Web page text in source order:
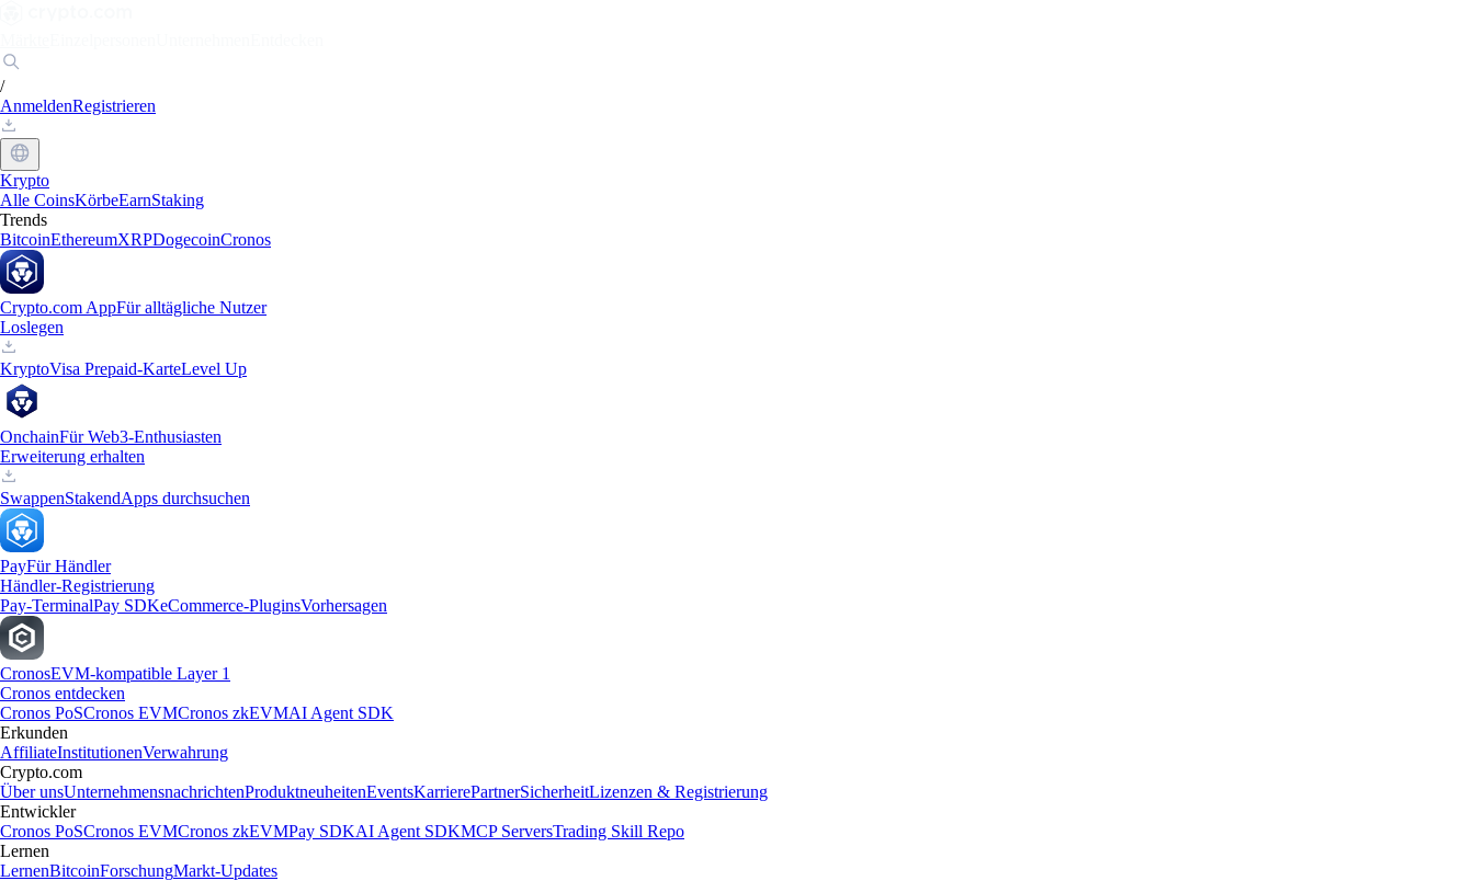
/
AnmeldenRegistrieren
Krypto
Alle CoinsKörbeEarnStaking
Trends
BitcoinEthereumXRPDogecoinCronos
Crypto.com AppFür alltägliche Nutzer
Loslegen
KryptoVisa Prepaid-KarteLevel Up
OnchainFür Web3-Enthusiasten
Erweiterung erhalten
SwappenStakendApps durchsuchen
PayFür Händler
Händler-Registrierung
Pay-TerminalPay SDKeCommerce-PluginsVorhersagen
CronosEVM-kompatible Layer 1
Cronos entdecken
Cronos PoSCronos EVMCronos zkEVMAI Agent SDK
Erkunden
AffiliateInstitutionenVerwahrung
Crypto.com
Über unsUnternehmensnachrichtenProduktneuheitenEventsKarrierePartnerSicherheitLizenzen & Registrierung
Entwickler
Cronos PoSCronos EVMCronos zkEVMPay SDKAI Agent SDKMCP ServersTrading Skill Repo
Lernen
LernenBitcoinForschungMarkt-Updates